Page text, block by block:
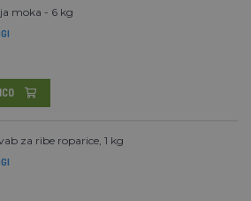
moka - 6 kg
za ribe roparice, 1 kg